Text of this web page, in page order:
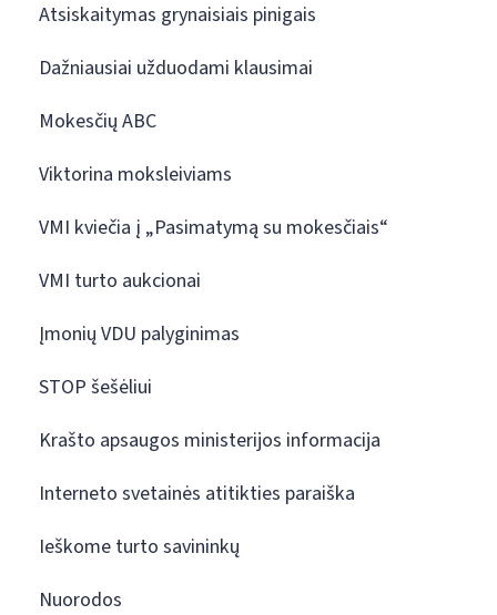
Atsiskaitymas grynaisiais pinigais
Dažniausiai užduodami klausimai
Mokesčių ABC
Viktorina moksleiviams
VMI kviečia į „Pasimatymą su mokesčiais“
VMI turto aukcionai
Įmonių VDU palyginimas
STOP šešėliui
Krašto apsaugos ministerijos informacija
Interneto svetainės atitikties paraiška
Ieškome turto savininkų
Nuorodos